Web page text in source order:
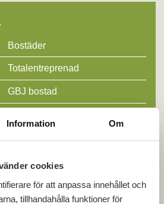
Information Om
cookies
för att anpassa innehållet och
tillhandahålla funktioner för
Bostäder
Totalentreprenad
GBJ bostad
hållbarhet, skala och